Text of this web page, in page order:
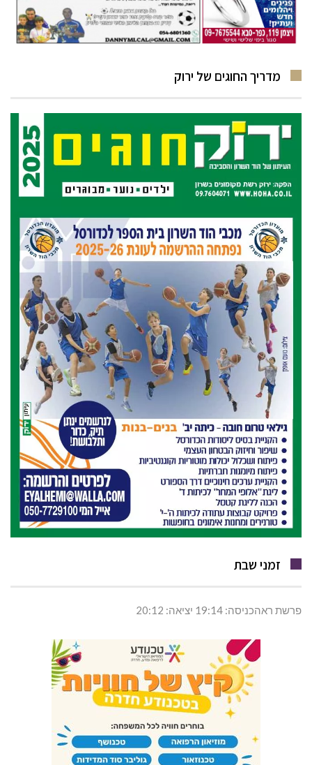
מדריך החוגים של ירוק
זמני שבת
פרשת ראהכניסה: 19:14 יציאה: 20:12